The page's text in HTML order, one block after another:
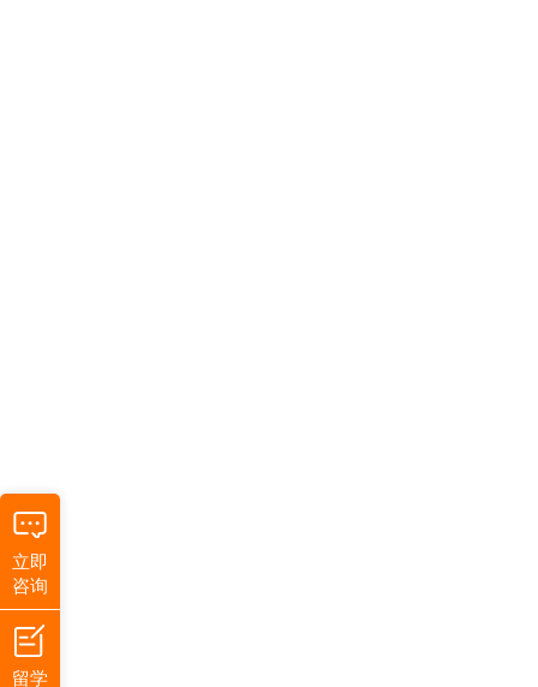
立即
咨询
留学